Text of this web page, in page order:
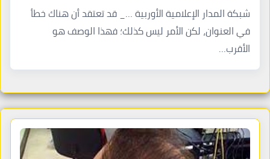
شبكة المدار الإعلامية الأوربية …_ قد تعتقد أن هناك خطأ
في العنوان، لكن الأمر ليس كذلك؛ فهذا الوصف هو
الأقرب…